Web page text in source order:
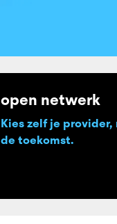
open netwerk
Kies zelf je provider,
de toekomst.